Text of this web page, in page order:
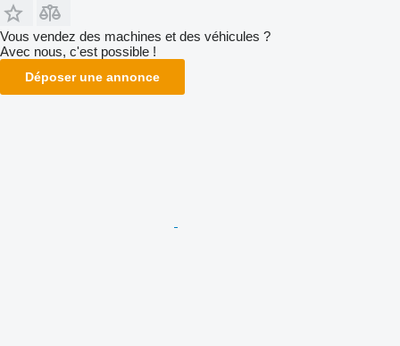
Vous vendez des machines et des véhicules ?
Avec nous, c'est possible !
Déposer une annonce